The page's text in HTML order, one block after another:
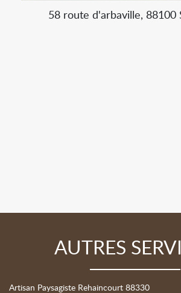
58 route d'arbaville, 88100
AUTRES
Artisan Paysagiste Rehaincourt 88330